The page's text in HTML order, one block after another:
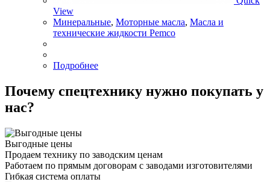
View
Минеральные, Моторные масла, Масла и
технические жидкости Pemco
Подробнее
Почему спецтехнику нужно покупать у
нас?
Выгодные цены
Продаем технику по заводским ценам
Работаем по прямым договорам с заводами изготовителями
Гибкая система оплаты